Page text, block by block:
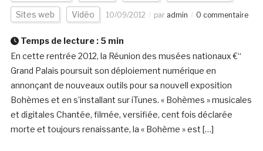
Sites web Vidéo 10/09/2012 par admin 0 commentaire
Temps de lecture : 5 min
En cette rentrée 2012, la Réunion des musées nationaux €“
Grand Palais poursuit son déploiement numérique en
annonçant de nouveaux outils pour sa nouvell exposition
Bohèmes et en s’installant sur iTunes. « Bohèmes » musicales
et digitales Chantée, filmée, versifiée, cent fois déclarée
morte et toujours renaissante, la « Bohème » est […]